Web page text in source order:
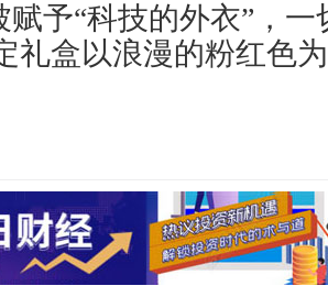
予“科技的外衣”，
礼盒以浪漫的粉红色